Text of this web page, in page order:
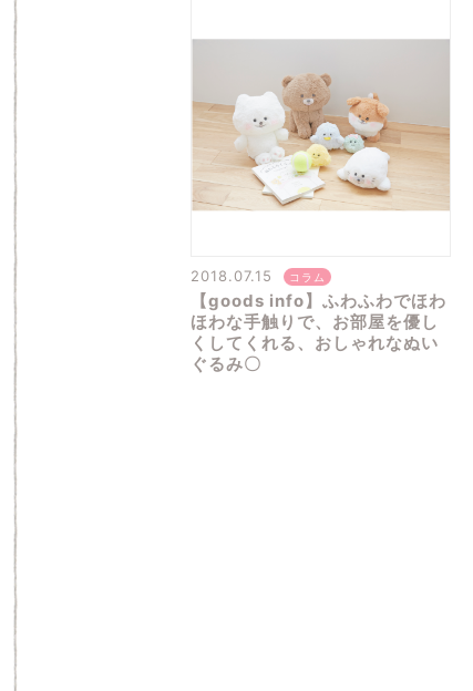
2018.07.15 コラム
【goods info】ふわふわでほわ
ほわな手触りで、お部屋を優し
くしてくれる、おしゃれなぬい
ぐるみ〇